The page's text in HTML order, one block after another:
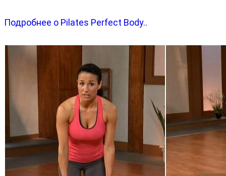
Подробнее о Pilates Perfect Body..